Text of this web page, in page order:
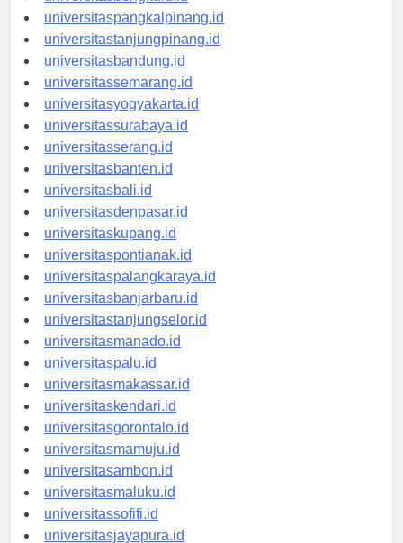
universitasbengkulu.id
universitaspangkalpinang.id
universitastanjungpinang.id
universitasbandung.id
universitassemarang.id
universitasyogyakarta.id
universitassurabaya.id
universitasserang.id
universitasbanten.id
universitasbali.id
universitasdenpasar.id
universitaskupang.id
universitaspontianak.id
universitaspalangkaraya.id
universitasbanjarbaru.id
universitastanjungselor.id
universitasmanado.id
universitaspalu.id
universitasmakassar.id
universitaskendari.id
universitasgorontalo.id
universitasmamuju.id
universitasambon.id
universitasmaluku.id
universitassofifi.id